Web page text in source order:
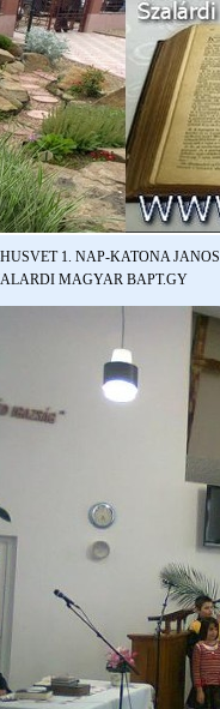
HUSVET 1. NAP-KATONA JANOS
MAGYAR BAPT.GY